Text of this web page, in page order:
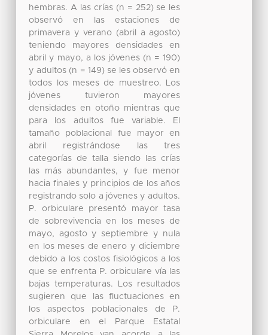
hembras. A las crías (n = 252) se les
observó en las estaciones de
primavera y verano (abril a agosto)
teniendo mayores densidades en
abril y mayo, a los jóvenes (n = 190)
y adultos (n = 149) se les observó en
todos los meses de muestreo. Los
jóvenes tuvieron mayores
densidades en otoño mientras que
para los adultos fue variable. El
tamaño poblacional fue mayor en
abril registrándose las tres
categorías de talla siendo las crías
las más abundantes, y fue menor
hacia finales y principios de los años
registrando solo a jóvenes y adultos.
P. orbiculare presentó mayor tasa
de sobrevivencia en los meses de
mayo, agosto y septiembre y nula
en los meses de enero y diciembre
debido a los costos fisiológicos a los
que se enfrenta P. orbiculare vía las
bajas temperaturas. Los resultados
sugieren que las fluctuaciones en
los aspectos poblacionales de P.
orbiculare en el Parque Estatal